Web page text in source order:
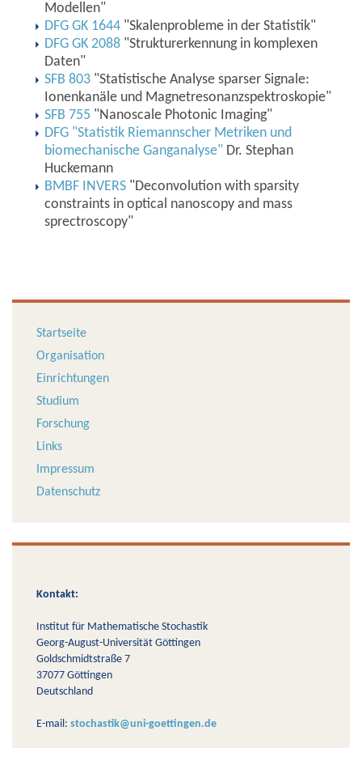
Modellen"
DFG GK 1644 "Skalenprobleme in der Statistik"
DFG GK 2088 "Strukturerkennung in komplexen
Daten"
SFB 803 "Statistische Analyse sparser Signale:
Ionenkanäle und Magnetresonanzspektroskopie"
SFB 755 "Nanoscale Photonic Imaging"
DFG "Statistik Riemannscher Metriken und
biomechanische Ganganalyse" Dr. Stephan
Huckemann
BMBF INVERS "Deconvolution with sparsity
constraints in optical nanoscopy and mass
sprectroscopy"
Startseite
Organisation
Einrichtungen
Studium
Forschung
Links
Impressum
Datenschutz
Kontakt:
Institut für Mathematische Stochastik
Georg-August-Universität Göttingen
Goldschmidtstraße 7
37077 Göttingen
Deutschland
E-mail: stochastik@uni-goettingen.de